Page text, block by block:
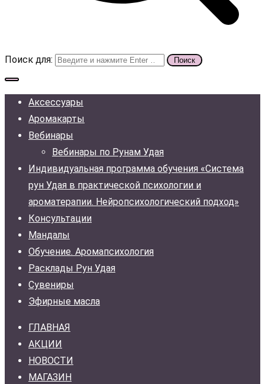
Поиск для:
Аксессуары
Аромакарты
Вебинары
Вебинары по Рунам Удая
Индивидуальная программа обучения «Система
рун Удая в практической психологии и
ароматерапии. Нейропсихологический подход»
Консультации
Мандалы
Обучение. Аромапсихология
Расклады Рун Удая
Сувениры
Эфирные масла
ГЛАВНАЯ
АКЦИИ
НОВОСТИ
МАГАЗИН